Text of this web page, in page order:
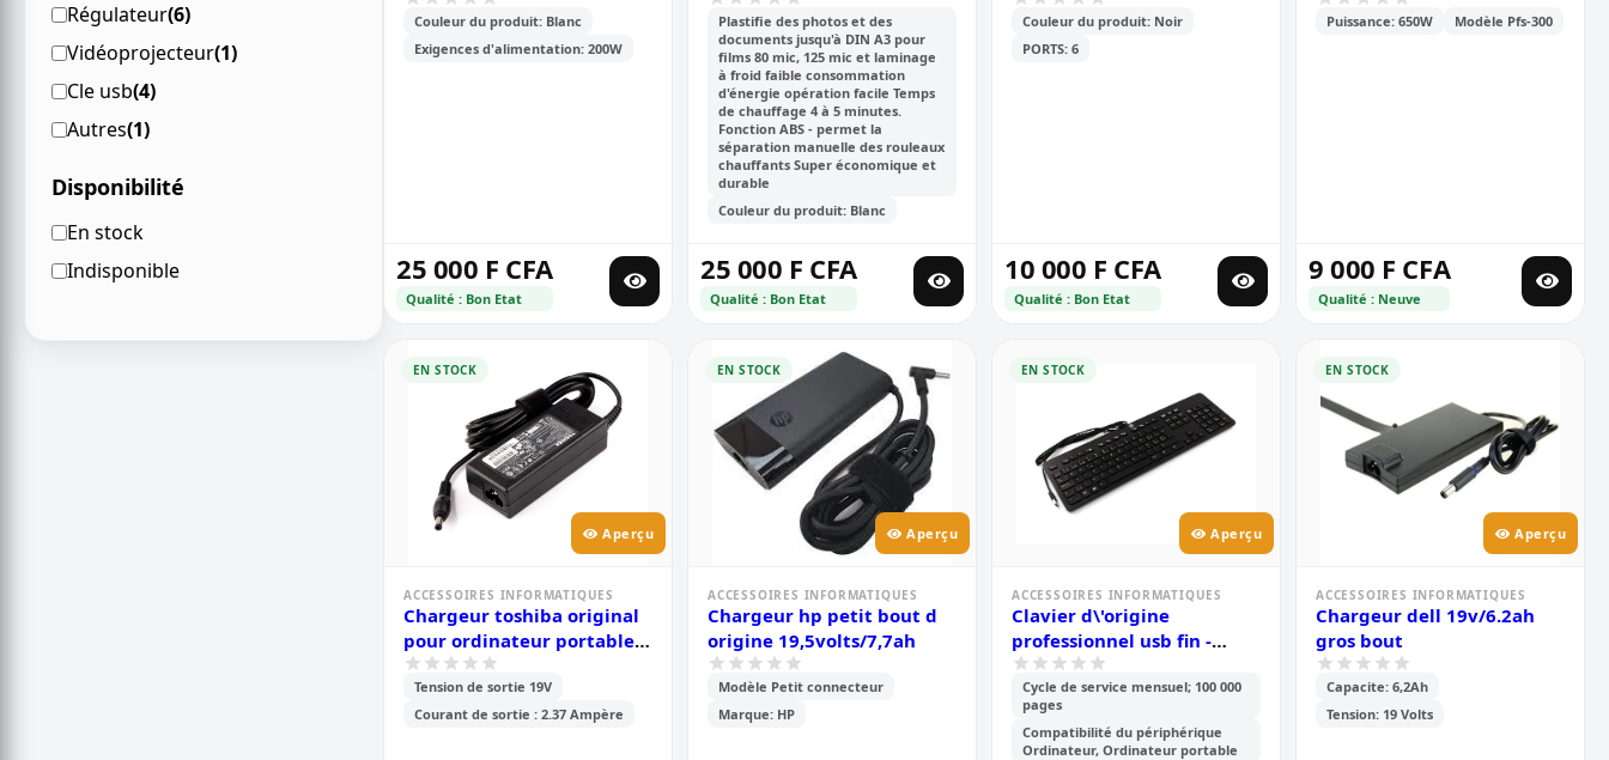
Régulateur(6)
Vidéoprojecteur(1)
Cle usb(4)
Autres(1)
Disponibilité
En stock
Indisponible
Couleur du produit: Blanc
Exigences d'alimentation: 200W
25 000 F CFA
Qualité : Bon Etat
Plastifie des photos et des
documents jusqu'à DIN A3 pour
films 80 mic, 125 mic et laminage
à froid faible consommation
d'énergie opération facile Temps
de chauffage 4 à 5 minutes.
Fonction ABS - permet la
séparation manuelle des rouleaux
chauffants Super économique et
durable
Couleur du produit: Blanc
25 000 F CFA
Qualité : Bon Etat
Couleur du produit: Noir
PORTS: 6
10 000 F CFA
Qualité : Bon Etat
Puissance: 650W Modèle Pfs-300
9 000 F CFA
Qualité : Neuve
EN STOCK
Aperçu
ACCESSOIRES INFORMATIQUES
Chargeur toshiba original
pour ordinateur portable
19v/ 2.37a
Tension de sortie 19V
Courant de sortie : 2.37 Ampère
EN STOCK
Aperçu
ACCESSOIRES INFORMATIQUES
Chargeur hp petit bout d
origine 19,5volts/7,7ah
Modèle Petit connecteur
Marque: HP
EN STOCK
Aperçu
ACCESSOIRES INFORMATIQUES
Clavier d\'origine
professionnel usb fin -
multimedia
Cycle de service mensuel; 100 000
pages
Compatibilité du périphérique
Ordinateur, Ordinateur portable
EN STOCK
Aperçu
ACCESSOIRES INFORMATIQUES
Chargeur dell 19v/6.2ah
gros bout
Capacite: 6,2Ah
Tension: 19 Volts